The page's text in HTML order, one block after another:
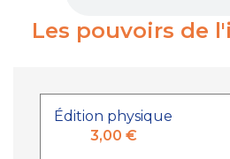
Les pouvoirs de
Édition physique
3,00 €